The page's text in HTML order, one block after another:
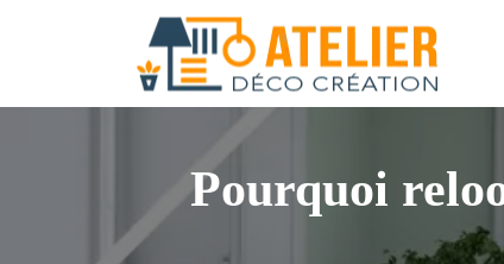
Pourquoi